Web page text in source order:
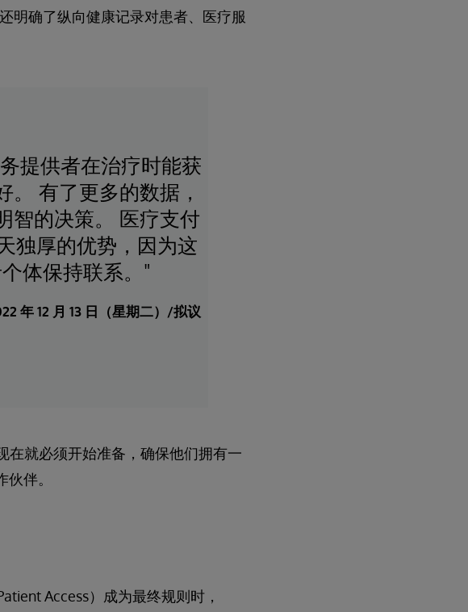
明确了纵向健康记录对患者、医疗服
提供者在治疗时能获
有了更多的数据，
智的决策。 医疗支付
独厚的优势，因为这
体保持联系。"
年 12 月 13 日（星期二）/拟议
在就必须开始准备，确保他们拥有一
伴。
Access）成为最终规则时，